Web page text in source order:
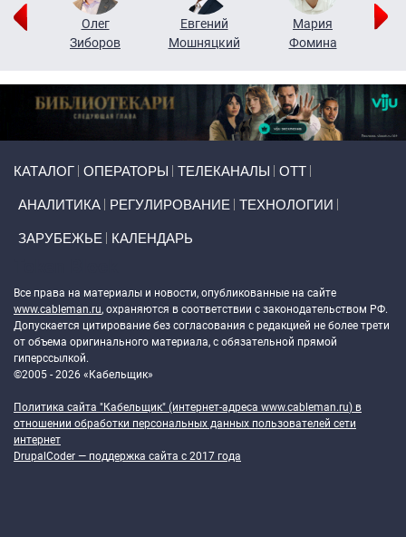
Олег
Зиборов
Евгений
Мошняцкий
Мария
Фомина
КАТАЛОГ ОПЕРАТОРЫ ТЕЛЕКАНАЛЫ ОТТ
АНАЛИТИКА РЕГУЛИРОВАНИЕ ТЕХНОЛОГИИ
ЗАРУБЕЖЬЕ КАЛЕНДАРЬ
Все права на материалы и новости, опубликованные на сайте
www.cableman.ru, охраняются в соответствии с законодательством РФ.
Допускается цитирование без согласования с редакцией не более трети
от объема оригинального материала, с обязательной прямой
гиперссылкой.
©2005 - 2026 «Кабельщик»
Политика сайта "Кабельщик" (интернет-адреса www.cableman.ru) в
отношении обработки персональных данных пользователей сети
интернет
DrupalCoder — поддержка сайта c 2017 года